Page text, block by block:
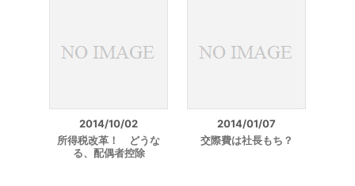
2014/10/02
所得税改革！ どうな
る、配偶者控除
2014/01/07
交際費は社長もち？